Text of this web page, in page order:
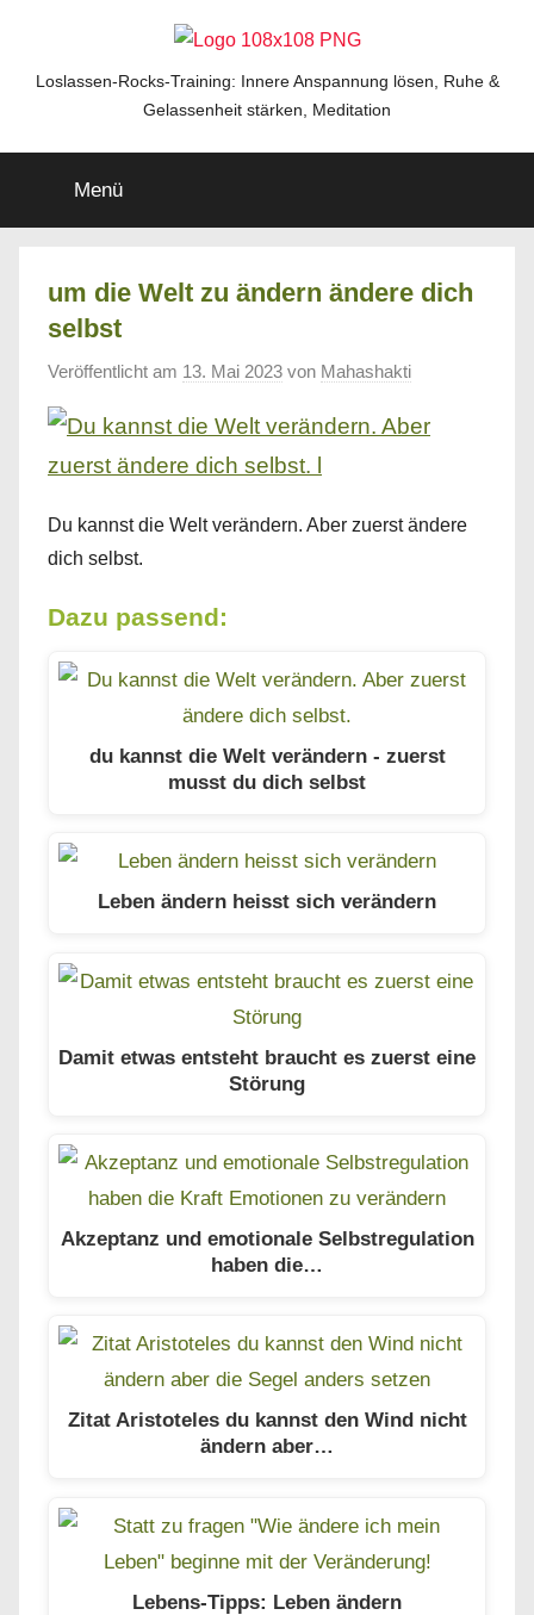
springenLoslassen-
Rocks-
Training
Loslassen-Rocks-Training: Innere Anspannung lösen, Ruhe &
Gelassenheit stärken, Meditation
Menü
um die Welt zu ändern ändere dich
selbst
Veröffentlicht am 13. Mai 2023 von Mahashakti
Du kannst die Welt verändern. Aber zuerst ändere
dich selbst.
Dazu passend:
du kannst die Welt verändern - zuerst
musst du dich selbst
Leben ändern heisst sich verändern
Damit etwas entsteht braucht es zuerst eine
Störung
Akzeptanz und emotionale Selbstregulation
haben die…
Zitat Aristoteles du kannst den Wind nicht
ändern aber…
Lebens-Tipps: Leben ändern